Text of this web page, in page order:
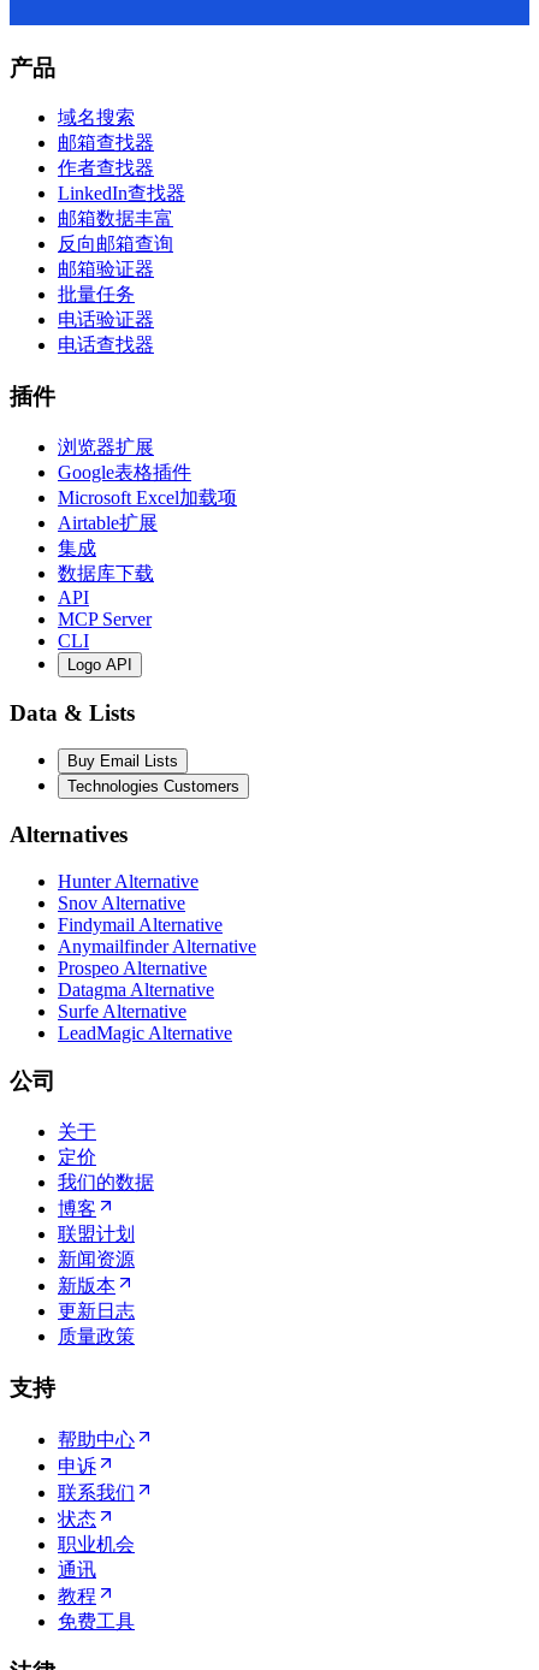
产品
域名搜索
邮箱查找器
作者查找器
LinkedIn查找器
邮箱数据丰富
反向邮箱查询
邮箱验证器
批量任务
电话验证器
电话查找器
插件
浏览器扩展
Google表格插件
Microsoft Excel加载项
Airtable扩展
集成
数据库下载
API
MCP Server
CLI
Logo API
Data & Lists
Buy Email Lists
Technologies Customers
Alternatives
Hunter Alternative
Snov Alternative
Findymail Alternative
Anymailfinder Alternative
Prospeo Alternative
Datagma Alternative
Surfe Alternative
LeadMagic Alternative
公司
关于
定价
我们的数据
博客
联盟计划
新闻资源
新版本
更新日志
质量政策
支持
帮助中心
申诉
联系我们
状态
职业机会
通讯
教程
免费工具